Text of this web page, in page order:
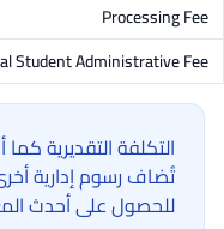
Processing Fee
Student Administrative Fee
التكلفة التقديرية
تُضاف رسوم إدارية
للحصول على أحدث